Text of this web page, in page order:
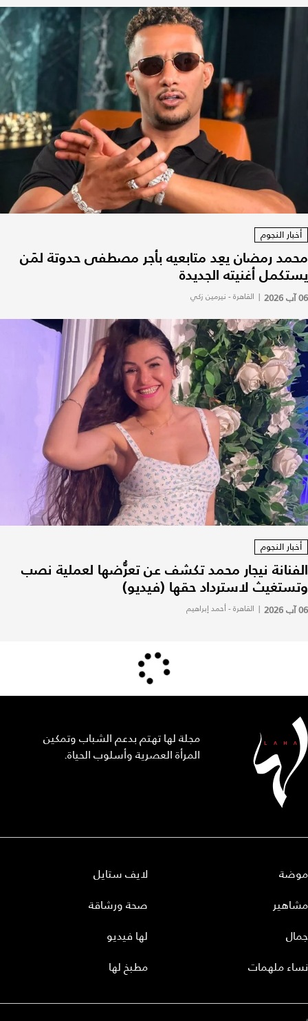
أخبار النجوم
محمد رمضان يعِد متابعيه بأجر مصطفى حدوتة لمَن
يستكمل أغنيته الجديدة
06 آب 2026 | القاهرة - نيرمين زكي
أخبار النجوم
الفنانة نيجار محمد تكشف عن تعرُّضها لعملية نصب
وتستغيث لاسترداد حقها (فيديو)
06 آب 2026 | القاهرة - أحمد إبراهيم
مجلة لها تهتم بدعم الشباب وتمكين
المرأة العصرية وأسلوب الحياة.
موضة
مشاهير
جمال
نساء ملهمات
لايف ستايل
صحة ورشاقة
لها فيديو
مطبخ لها